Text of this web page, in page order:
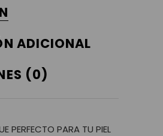
ADICIONAL
(0)
PERFECTO PARA TU PIEL